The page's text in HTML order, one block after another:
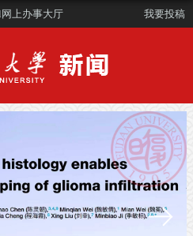
上办事大厅 我要投稿